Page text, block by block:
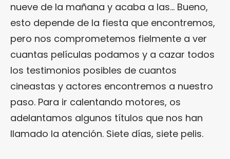
nueve de la mañana y acaba a las… Bueno,
esto depende de la fiesta que encontremos,
pero nos comprometemos fielmente a ver
cuantas películas podamos y a cazar todos
los testimonios posibles de cuantos
cineastas y actores encontremos a nuestro
paso. Para ir calentando motores, os
adelantamos algunos títulos que nos han
llamado la atención. Siete días, siete pelis.